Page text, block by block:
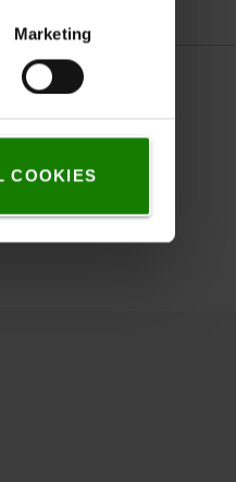
Marketing
COOKIES